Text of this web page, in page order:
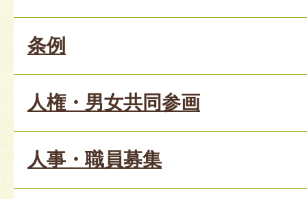
条例
人権・男女共同参画
人事・職員募集